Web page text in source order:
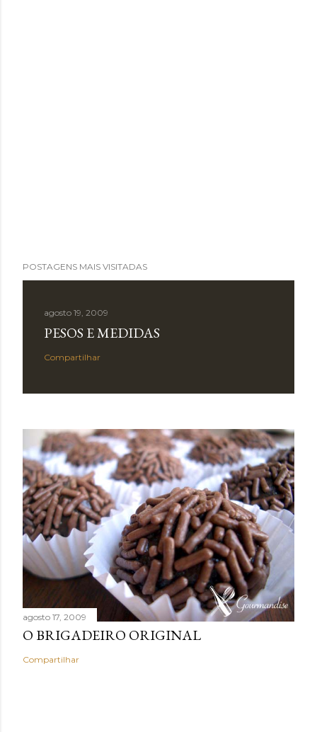
POSTAGENS MAIS VISITADAS
agosto 19, 2009
PESOS E MEDIDAS
Compartilhar
agosto 17, 2009
O BRIGADEIRO ORIGINAL
Compartilhar